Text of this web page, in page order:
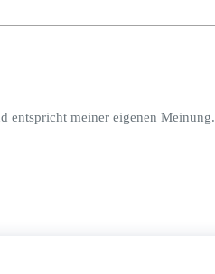
entspricht meiner eigenen Meinung.